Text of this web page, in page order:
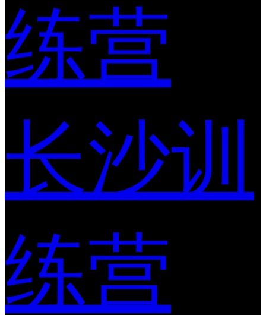
练营
长沙训
练营